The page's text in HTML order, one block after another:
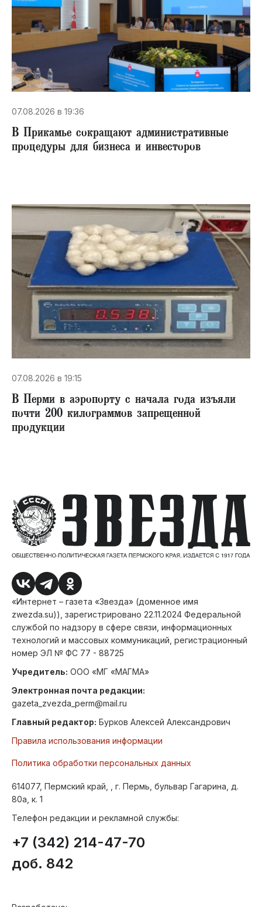
07.08.2026 в 19:36
В Прикамье сокращают административные
процедуры для бизнеса и инвесторов
07.08.2026 в 19:15
В Перми в аэропорту с начала года изъяли
почти 200 килограммов запрещенной
продукции
«Интернет – газета «Звезда» (доменное имя
zwezda.su)), зарегистрировано 22.11.2024 Федеральной
службой по надзору в сфере связи, информационных
технологий и массовых коммуникаций, регистрационный
номер ЭЛ № ФС 77 - 88725
Учредитель: ООО «МГ «МАГМА»
Электронная почта редакции:
gazeta_zvezda_perm@mail.ru
Главный редактор: Бурков Алексей Александрович
Правила использования информации
Политика обработки персональных данных
614077, Пермский край, , г. Пермь, бульвар Гагарина, д.
80а, к. 1
Телефон редакции и рекламной службы:
+7 (342) 214-47-70
доб. 842